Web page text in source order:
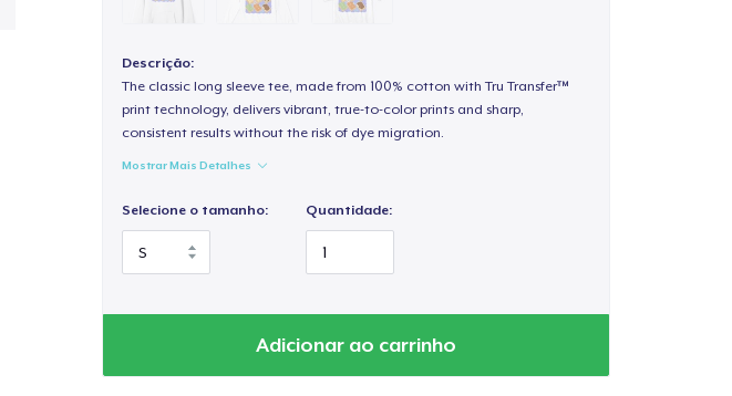
Descrição:
The classic long sleeve tee, made from 100% cotton with Tru Transfer™
print technology, delivers vibrant, true-to-color prints and sharp,
consistent results without the risk of dye migration.
Mostrar Mais Detalhes
Selecione o tamanho: Quantidade:
Adicionar ao carrinho